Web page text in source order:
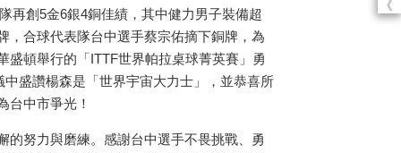
《
再創5金6銀4銅佳績，其中健力男子裝備超
，合球代表隊台中選手蔡宗佑摘下銅牌，為
盛頓舉行的「ITTF世界帕拉桌球菁英賽」勇
中盛讚楊森是「世界宇宙大力士」，並恭喜所
台中市爭光！
的努力與磨練。感謝台中選手不畏挑戰、勇